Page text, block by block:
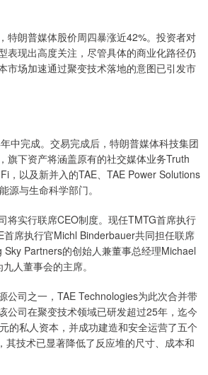
特朗普媒体股价周四暴涨近42%。投资者对
表现出高度关注，尽管具体的商业化路径仍
市场加速通过聚变技术落地的意图已引发市
中完成。交易完成后，特朗普媒体科技集团
旗下资产将涵盖原有的社交媒体业务Truth
，以及新并入的TAE、TAE Power Solutions
源与生命科学部门。
将实行联席CEO制度。现任TMTG首席执行
首席执行官Michl Binderbauer共同担任联席
Sky Partners的创始人兼董事总经理Michael
人董事会的主席。
公司之一，TAE Technologies为此次合并带
公司在聚变技术领域已研发超过25年，迄今
的私人资本，并成功建造和安全运营了五个
其技术已显著降低了反应堆的尺寸、成本和